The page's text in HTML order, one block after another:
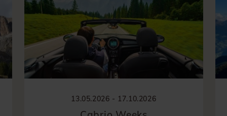
13.05.2026 - 17.10.2026